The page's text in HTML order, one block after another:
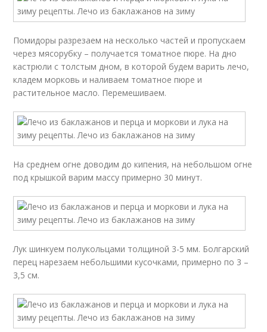
Помидоры разрезаем на несколько частей и пропускаем
через мясорубку – получается томатное пюре. На дно
кастрюли с толстым дном, в которой будем варить лечо,
кладем морковь и наливаем томатное пюре и
растительное масло. Перемешиваем.
На среднем огне доводим до кипения, на небольшом огне
под крышкой варим массу примерно 30 минут.
Лук шинкуем полукольцами толщиной 3-5 мм. Болгарский
перец нарезаем небольшими кусочками, примерно по 3 –
3,5 см.